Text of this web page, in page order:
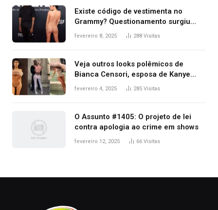
Existe código de vestimenta no
Grammy? Questionamento surgiu
após Bianca Censori, mulher de
fevereiro 8, 2025 288 Visitas
Veja outros looks polêmicos de
Bianca Censori, esposa de Kanye
West que apareceu nua no Grammy
fevereiro 4, 2025 285 Visitas
O Assunto #1405: O projeto de lei
contra apologia ao crime em shows
fevereiro 12, 2025 66 Visitas